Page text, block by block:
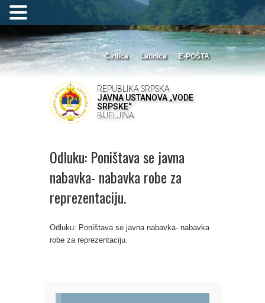
Ćirilica Latinica E-POŠTA
REPUBLIKA SRPSKA
JAVNA USTANOVA „VODE
SRPSKE“
BIJELJINA
Odluku: Poništava se javna
nabavka- nabavka robe za
reprezentaciju.
Odluku: Poništava se javna nabavka- nabavka
robe za reprezentaciju.